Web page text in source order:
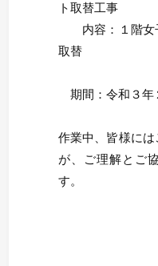
ト取替工事
内容：１階女
取替
期間：令和３年
作業中、皆様に
が、ご理解とご
す。